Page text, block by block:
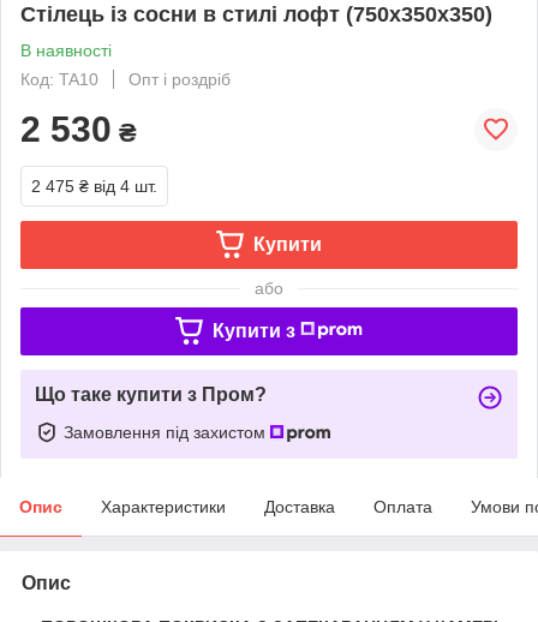
Стілець із сосни в стилі лофт (750х350х350)
В наявності
Код: TA10
Опт і роздріб
2 530 ₴
2 475 ₴ від 4 шт.
Купити
або
Купити з
Що таке купити з Пром?
Замовлення під захистом
Опис Характеристики Доставка Оплата Умови
Опис